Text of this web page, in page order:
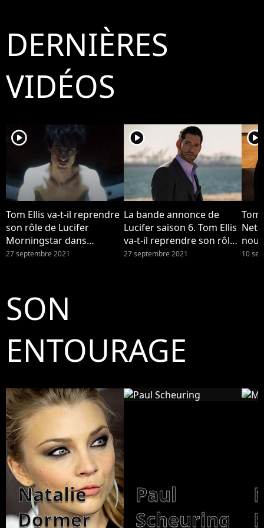
Hulu's “Tell Me Lies” -
Los Angeles Premiere
Los Angeles Premiere
DERNIÈRES
VIDÉOS
player2
Tom Ellis va-t-il reprendre
son rôle de Lucifer
Morningstar dans
Sandman, la nouvelle
27 septembre 2021
player2
La bande annonce de
Lucifer saison 6. Tom Ellis
va-t-il reprendre son rôle
de Lucifer dans une
27 septembre 2021
player2
Tom
10
SON
ENTOURAGE
Natalie
Dormer
Paul
Scheuring